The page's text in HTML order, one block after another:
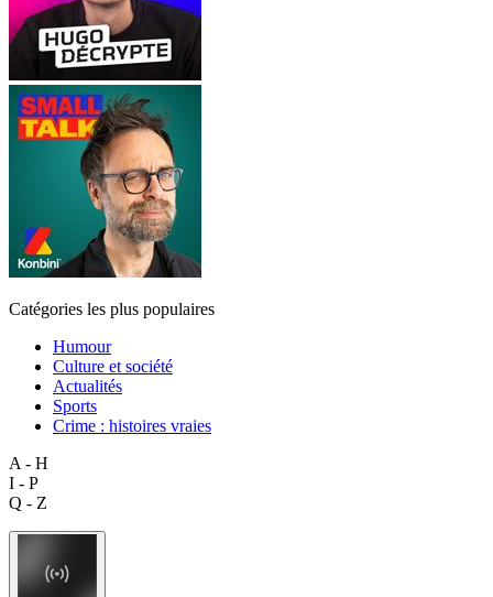
Catégories les plus populaires
Humour
Culture et société
Actualités
Sports
Crime : histoires vraies
A - H
I - P
Q - Z